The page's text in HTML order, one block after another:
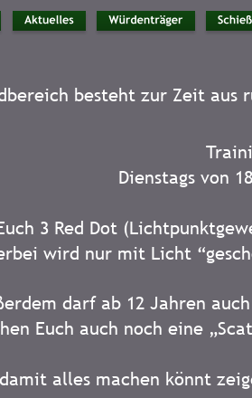
besteht zur Zeit aus
Dienstags von
3 Red Dot
wird nur mit Licht
darf ab 12 Jahren
Euch auch noch eine
alles machen könnt